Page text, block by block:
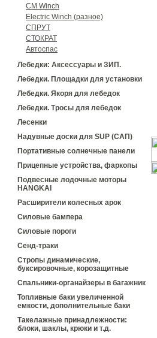
CM Winch
Electric Winch (разное)
СПРУТ
СТОКРАТ
Автоспас
Лебедки: Аксессуары и ЗИП.
Лебедки. Площадки для установки
Лебедки. Якоря для лебедок
Лебедки. Тросы для лебедок
Лесенки
Надувные доски для SUP (САП)
Портативные солнечные панели
Прицепные устройства, фаркопы
Подвесные лодочные моторы
HANGKAI
Расширители колесных арок
Силовые бампера
Силовые пороги
Сенд-траки
Стропы динамические,
буксировочные, корозащитные
Спальники-органайзеры в багажник
Топливные баки увеличенной
емкости, дополнительные баки
Такелажные принадлежности:
блоки, шаклы, крюки и т.д.